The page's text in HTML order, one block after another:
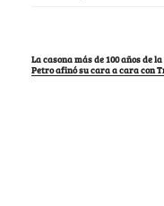
La casona más de 100 años de
Petro afinó su cara a cara con